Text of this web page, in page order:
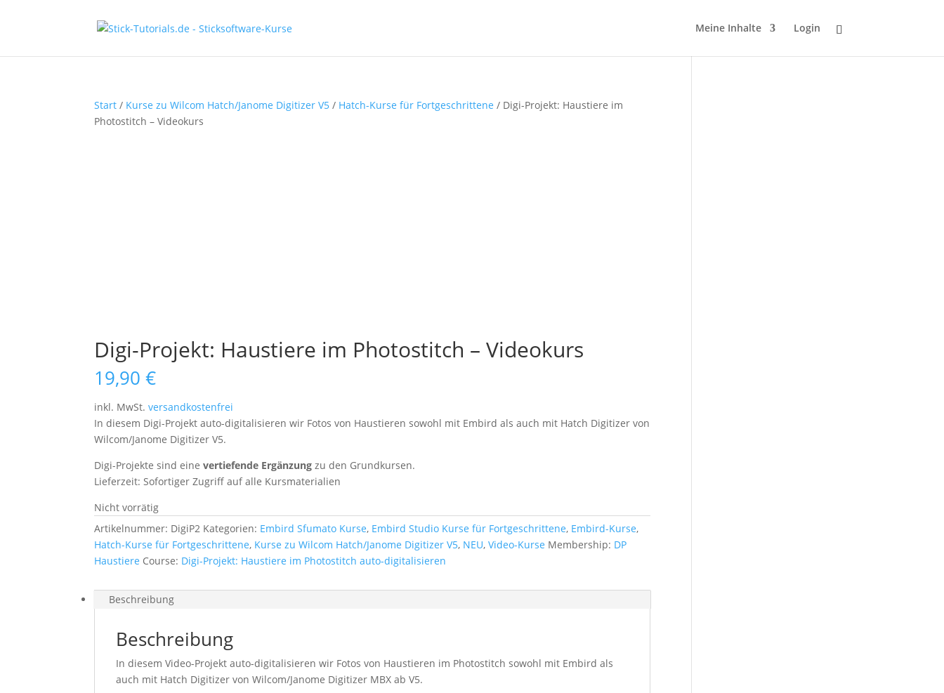
Meine Inhalte Login
Start / Kurse zu Wilcom Hatch/Janome Digitizer V5 / Hatch-Kurse für Fortgeschrittene / Digi-Projekt: Haustiere im
Photostitch – Videokurs
Digi-Projekt: Haustiere im Photostitch – Videokurs
19,90€
inkl. MwSt. versandkostenfrei
In diesem Digi-Projekt auto-digitalisieren wir Fotos von Haustieren sowohl mit Embird als auch mit Hatch Digitizer von
Wilcom/Janome Digitizer V5.
Digi-Projekte sind einevertiefende Ergänzung zu den Grundkursen.
Lieferzeit:Sofortiger Zugriff auf alle Kursmaterialien
Nicht vorrätig
Artikelnummer: DigiP2 Kategorien: Embird Sfumato Kurse, Embird Studio Kurse für Fortgeschrittene, Embird-Kurse,
Hatch-Kurse für Fortgeschrittene, Kurse zu Wilcom Hatch/Janome Digitizer V5, NEU,Video-Kurse Membership: DP
Haustiere Course: Digi-Projekt: Haustiere im Photostitch auto-digitalisieren
Beschreibung
Beschreibung
In diesem Video-Projekt auto-digitalisieren wir Fotos von Haustieren im Photostitch sowohl mit Embird als
auch mit Hatch Digitizer von Wilcom/Janome Digitizer MBX ab V5.